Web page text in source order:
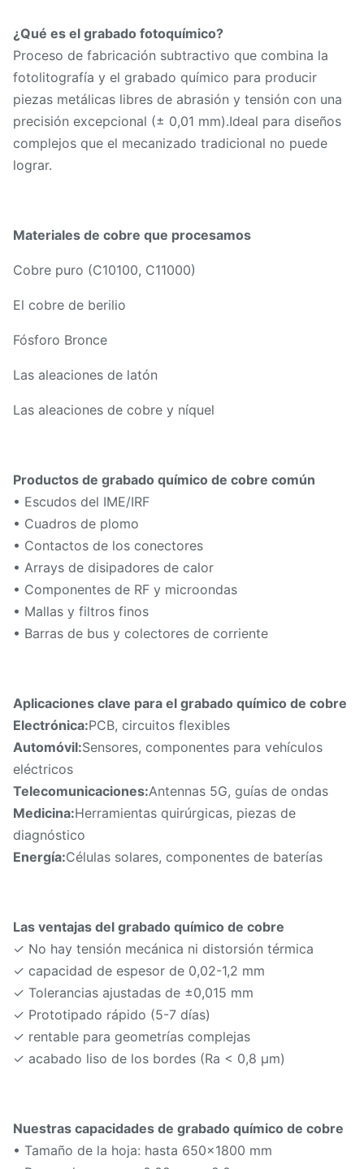
¿Qué es el grabado fotoquímico?
Proceso de fabricación subtractivo que combina la
fotolitografía y el grabado químico para producir
piezas metálicas libres de abrasión y tensión con una
precisión excepcional (± 0,01 mm).Ideal para diseños
complejos que el mecanizado tradicional no puede
lograr.
Materiales de cobre que procesamos
Cobre puro (C10100, C11000)
El cobre de berilio
Fósforo Bronce
Las aleaciones de latón
Las aleaciones de cobre y níquel
Productos de grabado químico de cobre común
• Escudos del IME/IRF
• Cuadros de plomo
• Contactos de los conectores
• Arrays de disipadores de calor
• Componentes de RF y microondas
• Mallas y filtros finos
• Barras de bus y colectores de corriente
Aplicaciones clave para el grabado químico de cobre
Electrónica:PCB, circuitos flexibles
Automóvil:Sensores, componentes para vehículos
eléctricos
Telecomunicaciones:Antennas 5G, guías de ondas
Medicina:Herramientas quirúrgicas, piezas de
diagnóstico
Energía:Células solares, componentes de baterías
Las ventajas del grabado químico de cobre
✓ No hay tensión mecánica ni distorsión térmica
✓ capacidad de espesor de 0,02-1,2 mm
✓ Tolerancias ajustadas de ±0,015 mm
✓ Prototipado rápido (5-7 días)
✓ rentable para geometrías complejas
✓ acabado liso de los bordes (Ra < 0,8 μm)
Nuestras capacidades de grabado químico de cobre
• Tamaño de la hoja: hasta 650×1800 mm